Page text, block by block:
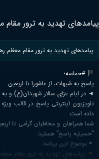
پیامدهای تهدید به ترور
پیامدهای تهدید به ترور مقام معظم
#حماسه؛
پاسخ به شبهات، از عاشورا تا اربعین
◄ در ایام عزای سالار شهیدان(ع) و به
تلویزیون اینترنتی پاسخ در قالب
داده است.
شما همراهان و مخاطبان گرامی تا
“حسینیه پاسخ” هستید.
موضوع این برنامه:
پیامدهای تهدید به ترور مقام